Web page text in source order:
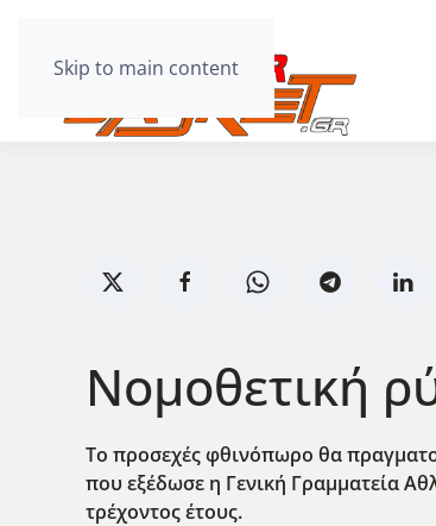
Skip to main content
Νομοθετική
Το προσεχές φθινόπωρο θα
που εξέδωσε η Γενική Γραμματεία
τρέχοντος έτους.